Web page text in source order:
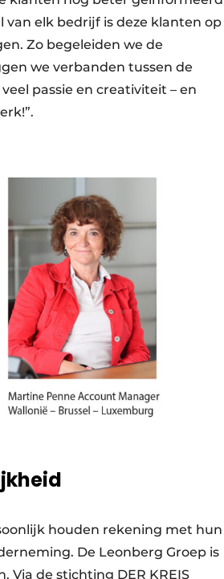
elk bedrijf is deze klanten op
Zo begeleiden we de
we verbanden tussen de
passie en creativiteit – en
houden rekening met hun
De Leonberg Groep is
Via de stichting DER KREIS